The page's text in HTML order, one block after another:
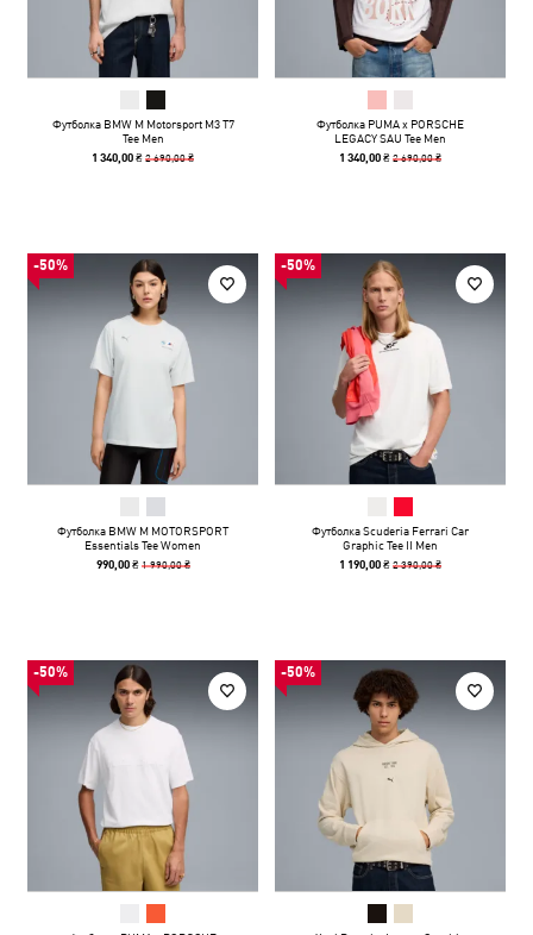
Футболка BMW M Motorsport M3 T7
Tee Men
1 340,00 ₴2 690,00 ₴
Футболка PUMA x PORSCHE
LEGACY SAU Tee Men
1 340,00 ₴2 690,00 ₴
-50%
Футболка BMW M MOTORSPORT
Essentials Tee Women
990,00 ₴ 1 990,00 ₴
-50%
Футболка Scuderia Ferrari Car
Graphic Tee II Men
1 190,00 ₴2 390,00 ₴
-50% -50%